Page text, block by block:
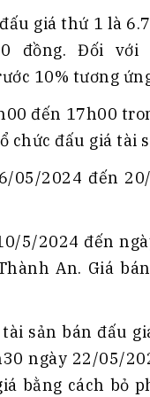
giá thứ 1 là
đồng. Đối
10% tương
đến 17h00
chức đấu giá tài
05/2024 đến
5/2024 đến
An. Giá
sản bán đấu
ngày 22/05/
bằng cách bỏ